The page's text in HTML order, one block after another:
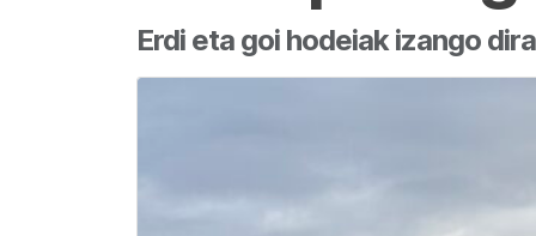
Erdi eta goi hodeiak izango